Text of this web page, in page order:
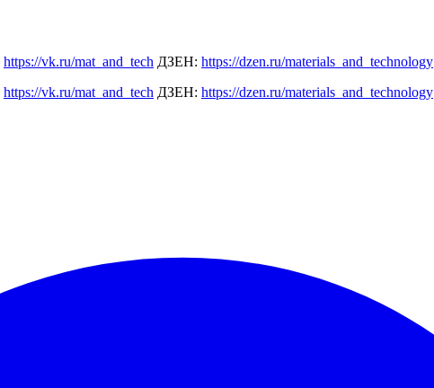
https://vk.ru/mat_and_tech ДЗЕН: https://dzen.ru/materials_and_technology
https://vk.ru/mat_and_tech ДЗЕН: https://dzen.ru/materials_and_technology